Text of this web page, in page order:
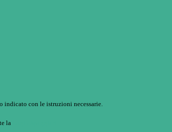
indicato con le istruzioni necessarie.
la